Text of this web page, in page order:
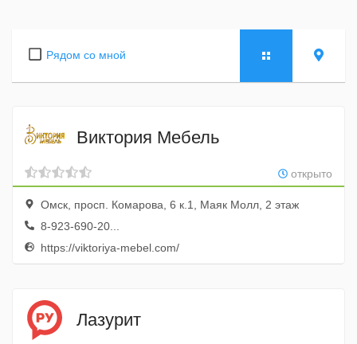
Рядом со мной
Виктория Мебель
открыто
Омск, просп. Комарова, 6 к.1, Маяк Молл, 2 этаж
8-923-690-20...
https://viktoriya-mebel.com/
Лазурит